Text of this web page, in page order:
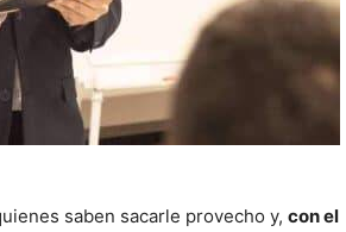
saben sacarle provecho y, con el